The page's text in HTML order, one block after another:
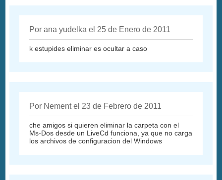
Por ana yudelka el 25 de Enero de 2011
k estupides eliminar es ocultar a caso
Por Nement el 23 de Febrero de 2011
che amigos si quieren eliminar la carpeta con el
Ms-Dos desde un LiveCd funciona, ya que no carga
los archivos de configuracion del Windows